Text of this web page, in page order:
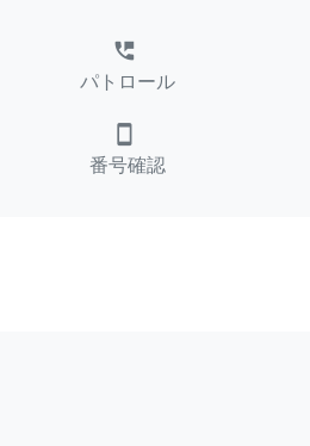
perm_phone_msg
パトロール
smartphone
番号確認